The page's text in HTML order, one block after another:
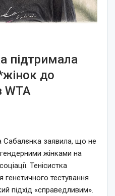
підтримала
до
WTA
Сабалєнка заявила, що не
жінками на
Тенісистка
тестування
підхід «справедливим».